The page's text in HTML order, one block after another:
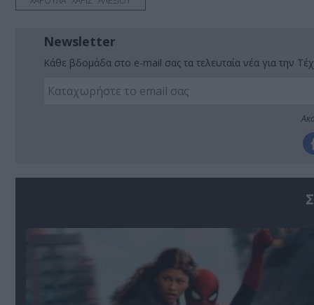
Newsletter
Κάθε βδομάδα στο e-mail σας τα τελευταία νέα για την